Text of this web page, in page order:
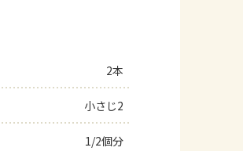
レシピ
2本
小さじ2
1/2個分